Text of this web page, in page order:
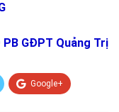
GĐPT Quảng Trị
Google+